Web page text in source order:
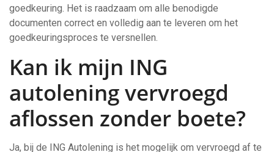
goedkeuring. Het is raadzaam om alle benodigde
documenten correct en volledig aan te leveren om het
goedkeuringsproces te versnellen.
Kan ik mijn ING
autolening vervroegd
aflossen zonder boete?
Ja, bij de ING Autolening is het mogelijk om vervroegd af te